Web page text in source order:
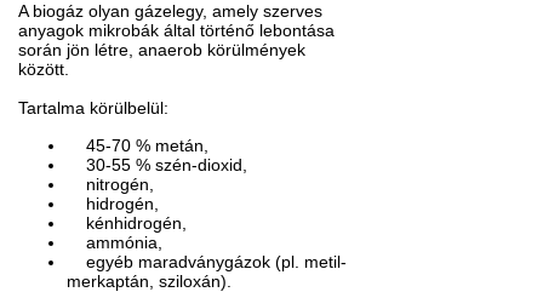
A biogáz olyan gázelegy, amely szerves
anyagok mikrobák által történő lebontása
során jön létre, anaerob körülmények
között.
Tartalma körülbelül:
45-70 % metán,
30-55 % szén-dioxid,
nitrogén,
hidrogén,
kénhidrogén,
ammónia,
egyéb maradványgázok (pl. metil-
merkaptán, sziloxán).